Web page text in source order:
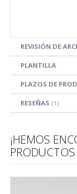
REVISIÓN DE
PLANTILLA
PLAZOS DE
RESEÑAS 1
¡HEMOS